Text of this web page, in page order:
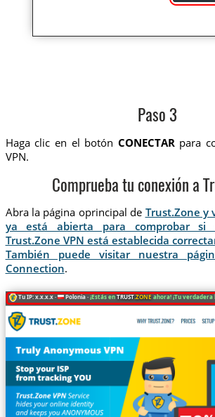
Paso 3
Haga clic en el botón CONECTAR para
VPN.
Comprueba tu conexión a
Abra la página oprincipal de Trust.Zone y
ya está abierta para comprobar si
Trust.Zone VPN está establecida
También puede visitar nuestra
Connection.
Tu IP: x.x.x.x · Polonia ·¡Estás enTRUST.ZONEahora! ¡Tu verdadera